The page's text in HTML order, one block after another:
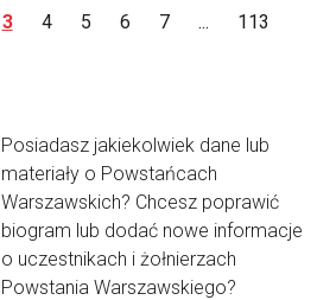
3 4 5 6 7 ... 113
Posiadasz jakiekolwiek dane lub
materiały o Powstańcach
Warszawskich? Chcesz poprawić
biogram lub dodać nowe informacje
o uczestnikach i żołnierzach
Powstania Warszawskiego?